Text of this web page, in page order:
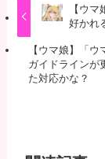
【ウ
好かれ
【ウマ娘】「
ガイドラインが
た対応かな？